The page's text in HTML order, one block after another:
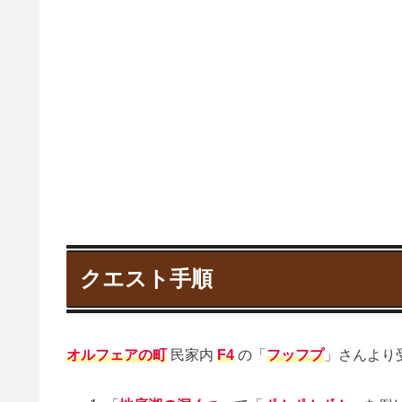
クエスト手順
オルフェアの町民家内 F4 の「 フッフプ」さんより